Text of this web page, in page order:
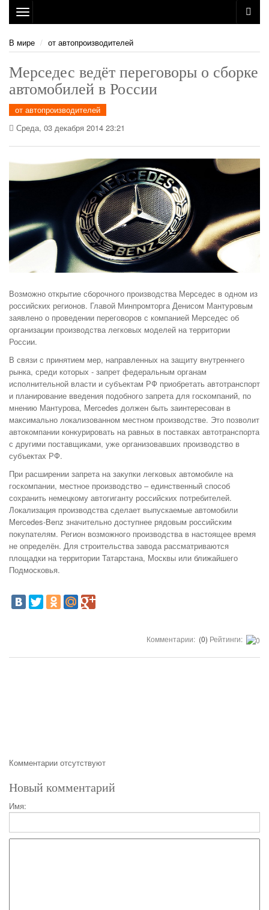
Toggle
navigation
В мире
от автопроизводителей
Мерседес ведёт переговоры о сборке
автомобилей в России
от автопроизводителей
Среда, 03 декабря 2014 23:21
Возможно открытие сборочного производства Мерседес в одном из
российских регионов. Главой Минпромторга Денисом Мантуровым
заявлено о проведении переговоров с компанией Мерседес об
организации производства легковых моделей на территории
России.
В связи с принятием мер, направленных на защиту внутреннего
рынка, среди которых - запрет федеральным органам
исполнительной власти и субъектам РФ приобретать автотранспорт
и планирование введения подобного запрета для госкомпаний, по
мнению Мантурова, Mercedes должен быть заинтересован в
максимально локализованном местном производстве. Это позволит
автокомпании конкурировать на равных в поставках автотранспорта
с другими поставщиками, уже организовавших производство в
субъектах РФ.
При расширении запрета на закупки легковых автомобиле на
госкомпании, местное производство – единственный способ
сохранить немецкому автогиганту российских потребителей.
Локализация производства сделает выпускаемые автомобили
Mercedes-Benz значительно доступнее рядовым российским
покупателям. Регион возможного производства в настоящее время
не определён. Для строительства завода рассматриваются
площадки на территории Татарстана, Москвы или ближайшего
Подмосковья.
Комментарии: (0) Рейтинги:
Комментарии отсутствуют
Новый комментарий
Имя: